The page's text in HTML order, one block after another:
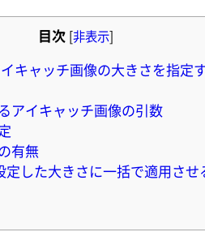
目次 [非表示]
キャッチ画像の大きさを指定
アイキャッチ画像の引数
有無
定した大きさに一括で適用させ